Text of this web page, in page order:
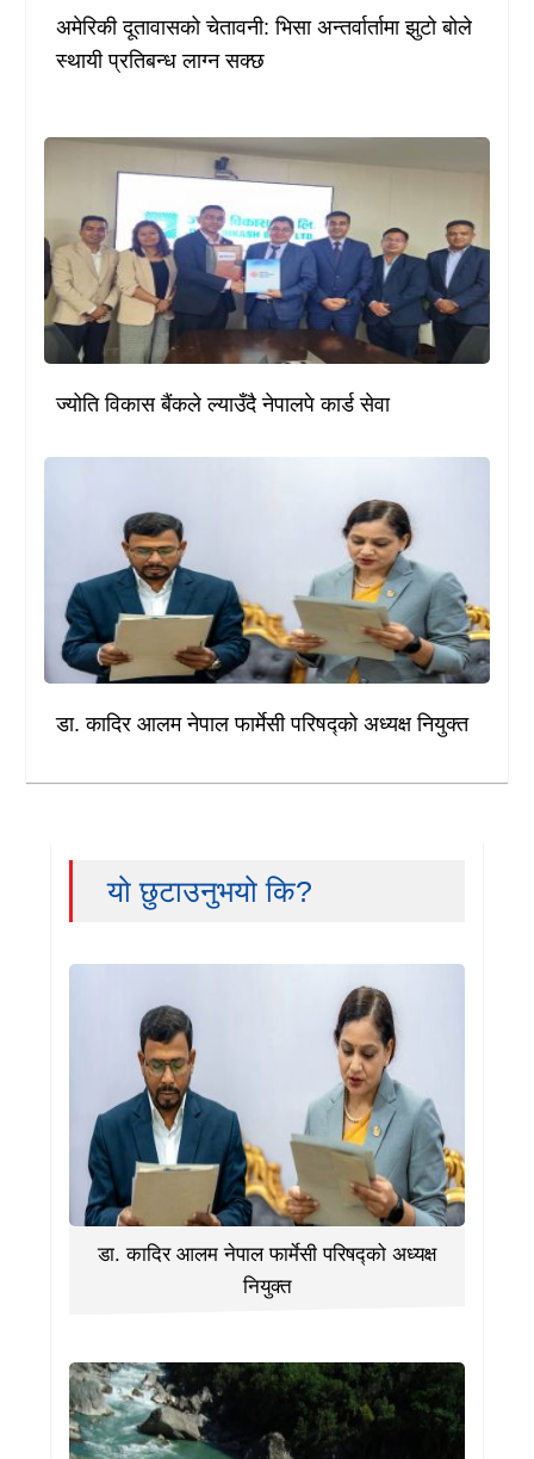
अमेरिकी दूतावासको चेतावनी: भिसा अन्तर्वार्तामा झुटो बोले
स्थायी प्रतिबन्ध लाग्न सक्छ
ज्योति विकास बैंकले ल्याउँदै नेपालपे कार्ड सेवा
डा. कादिर आलम नेपाल फार्मेसी परिषद्को अध्यक्ष नियुक्त
यो छुटाउनुभयो कि?
डा. कादिर आलम नेपाल फार्मेसी परिषद्को अध्यक्ष
नियुक्त